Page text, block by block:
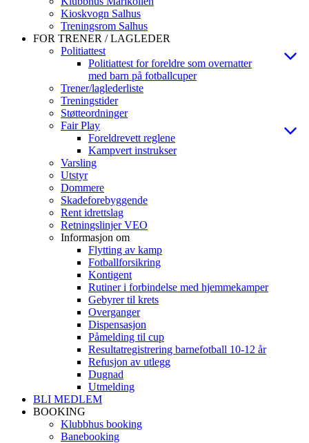
Kioskvogn Salhus
Treningsrom Salhus
FOR TRENER / LAGLEDER
Politiattest
Politiattest for foreldre som overnatter
med barn på fotballcuper
Trener/laglederliste
Treningstider
Støtteordninger
Fair Play
Foreldrevett reglene
Kampvert instrukser
Varsling
Utstyr
Dommere
Skadeforebyggende
Rent idrettslag
Retningslinjer VEO
Informasjon om
Flytting av kamp
Fotballforsikring
Kontigent
Rutiner i forbindelse med hjemmekamper
Gebyrer til krets
Overganger
Dispensasjon
Påmelding til cup
Resultatregistrering barnefotball 10-12 år
Refusjon av utlegg
Dugnad
Utmelding
BLI MEDLEM
BOOKING
Klubbhus booking
Banebooking